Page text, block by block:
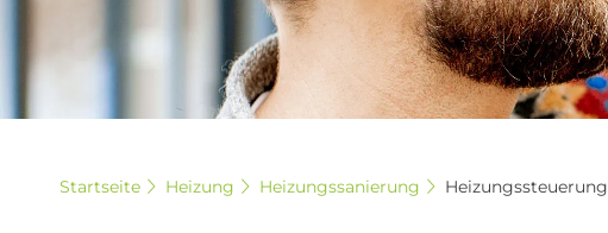
Startseite Heizung Heizungssanierung Heizungssteuerung